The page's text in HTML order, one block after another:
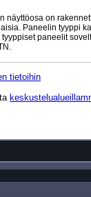
on
Paneelin tyyppi
paneelit
tietoihin